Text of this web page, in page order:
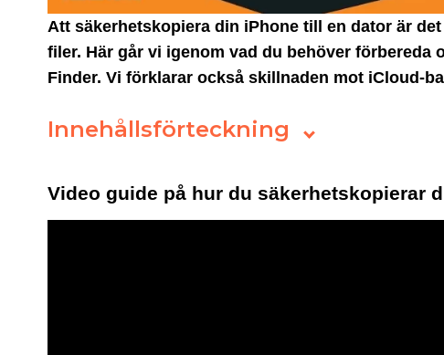
Att säkerhetskopiera din iPhone till en dator är
filer. Här går vi igenom vad du behöver
Finder. Vi förklarar också skillnaden mot iCloud-
Innehållsförteckning
Video guide på hur du säkerhetskopierar